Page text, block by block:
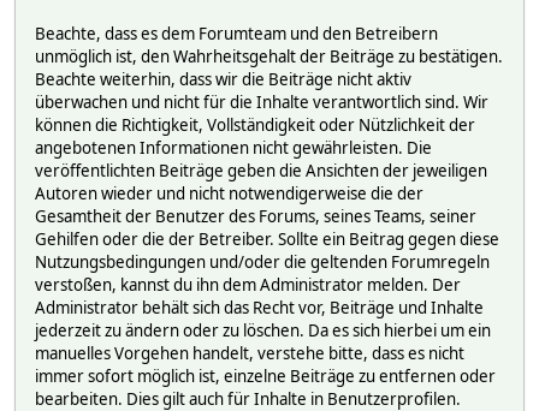
Beachte, dass es dem Forumteam und den Betreibern
unmöglich ist, den Wahrheitsgehalt der Beiträge zu bestätigen.
Beachte weiterhin, dass wir die Beiträge nicht aktiv
überwachen und nicht für die Inhalte verantwortlich sind. Wir
können die Richtigkeit, Vollständigkeit oder Nützlichkeit der
angebotenen Informationen nicht gewährleisten. Die
veröffentlichten Beiträge geben die Ansichten der jeweiligen
Autoren wieder und nicht notwendigerweise die der
Gesamtheit der Benutzer des Forums, seines Teams, seiner
Gehilfen oder die der Betreiber. Sollte ein Beitrag gegen diese
Nutzungsbedingungen und/oder die geltenden Forumregeln
verstoßen, kannst du ihn dem Administrator melden. Der
Administrator behält sich das Recht vor, Beiträge und Inhalte
jederzeit zu ändern oder zu löschen. Da es sich hierbei um ein
manuelles Vorgehen handelt, verstehe bitte, dass es nicht
immer sofort möglich ist, einzelne Beiträge zu entfernen oder
bearbeiten. Dies gilt auch für Inhalte in Benutzerprofilen.